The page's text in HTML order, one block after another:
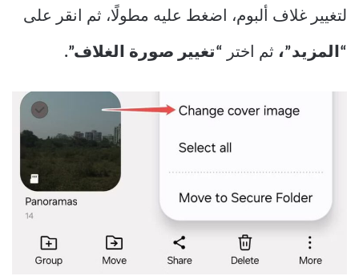
لتغيير غلاف ألبوم، اضغط عليه مطولًا، ثم انقر على
“المزيد”، ثم اختر “تغيير صورة الغلاف”.